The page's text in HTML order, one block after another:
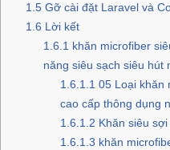
1.5 Gỡ cài đặt Laravel và
1.6 Lời kết
1.6.1 khăn microfiber
năng siêu sạch siêu
1.6.1.1 05 Loại khăn
cao cấp thông dụng
1.6.1.2 Khăn siêu
1.6.1.3 khăn